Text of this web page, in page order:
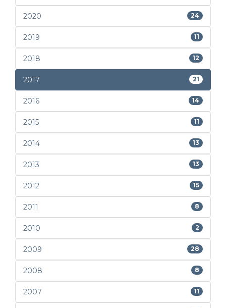
2020 24
2019 11
2018 12
2017 21
2016 14
2015 11
2014 13
2013 13
2012 15
2011 8
2010 2
2009 28
2008 8
2007 11